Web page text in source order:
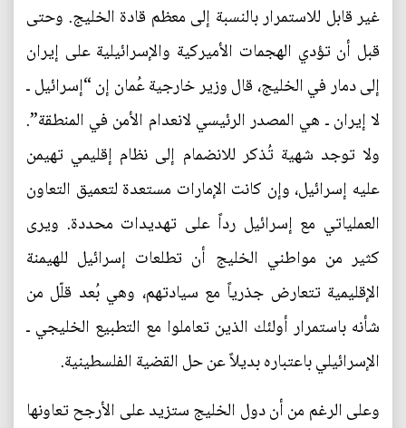
غير قابل للاستمرار بالنسبة إلى معظم قادة الخليج. وحتى
قبل أن تؤدي الهجمات الأميركية والإسرائيلية على إيران
إلى دمار في الخليج، قال وزير خارجية عُمان إن “إسرائيل ـ
لا إيران ـ هي المصدر الرئيسي لانعدام الأمن في المنطقة”.
ولا توجد شهية تُذكر للانضمام إلى نظام إقليمي تهيمن
عليه إسرائيل، وإن كانت الإمارات مستعدة لتعميق التعاون
العملياتي مع إسرائيل رداً على تهديدات محددة. ويرى
كثير من مواطني الخليج أن تطلعات إسرائيل للهيمنة
الإقليمية تتعارض جذرياً مع سيادتهم، وهي بُعد قلّل من
شأنه باستمرار أولئك الذين تعاملوا مع التطبيع الخليجي ـ
الإسرائيلي باعتباره بديلاً عن حل القضية الفلسطينية.
وعلى الرغم من أن دول الخليج ستزيد على الأرجح تعاونها